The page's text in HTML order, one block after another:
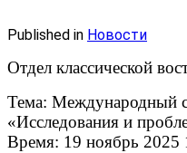
Published in Новости
Отдел классической
Тема: Международный
«Исследования и
Время: 19 ноябрь 2025